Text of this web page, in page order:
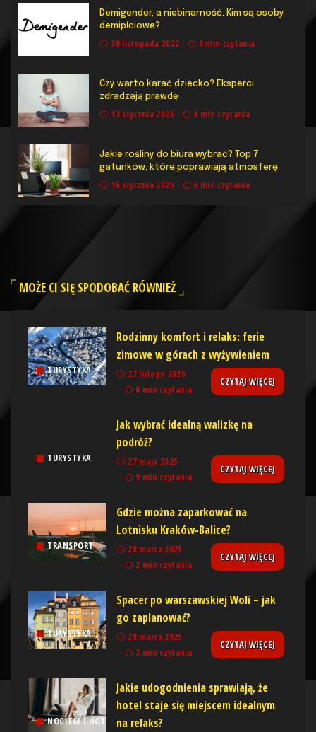
Demigender, a niebinarność. Kim są osoby
demipłciowe?
30 listopada 2022 6 min czytania
Czy warto karać dziecko? Eksperci
zdradzają prawdę
13 stycznia 2025 4 min czytania
Jakie rośliny do biura wybrać? Top 7
gatunków, które poprawiają atmosferę
16 stycznia 2025 6 min czytania
MOŻE CI SIĘ SPODOBAĆ RÓWNIEŻ
TURYSTYKA
Rodzinny komfort i relaks: ferie
zimowe w górach z wyżywieniem
27 lutego 2026
6 min czytania
CZYTAJ WIĘCEJ
TURYSTYKA
Jak wybrać idealną walizkę na
podróż?
27 maja 2025
9 min czytania
CZYTAJ WIĘCEJ
TRANSPORT
Gdzie można zaparkować na
Lotnisku Kraków-Balice?
28 marca 2025
2 min czytania
CZYTAJ WIĘCEJ
TURYSTYKA
Spacer po warszawskiej Woli – jak
go zaplanować?
28 marca 2025
3 min czytania
CZYTAJ WIĘCEJ
NOCLEGI I HOTELE
Jakie udogodnienia sprawiają, że
hotel staje się miejscem idealnym
na relaks?